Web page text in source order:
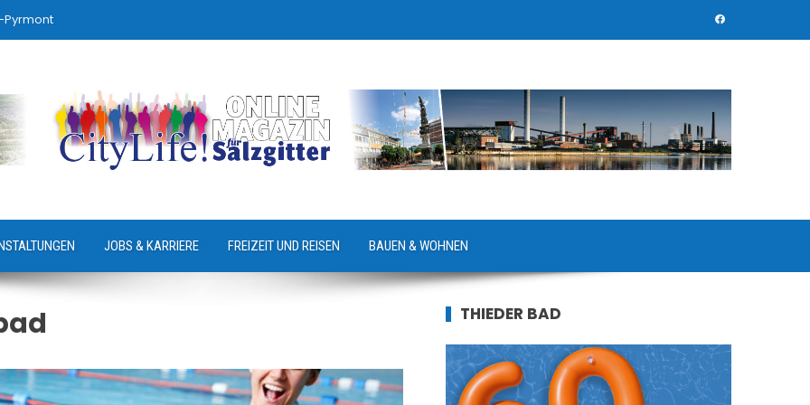
Pyrmont
JOBS & KARRIERE FREIZEIT UND REISEN BAUEN & WOHNEN
THIEDER BAD